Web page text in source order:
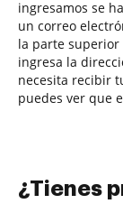
ingresamos se
un correo
la parte superior
ingresa la
necesita recibir
puedes ver que
¿Tienes